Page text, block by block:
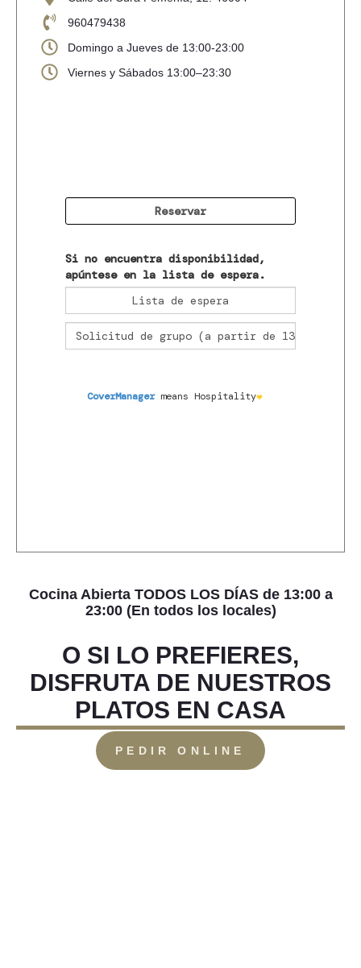
960479438
Domingo a Jueves de 13:00-23:00
Viernes y Sábados 13:00–23:30
Cocina Abierta TODOS LOS DÍAS de 13:00 a
23:00 (En todos los locales)
O SI LO PREFIERES,
DISFRUTA DE NUESTROS
PLATOS EN CASA
PEDIR ONLINE